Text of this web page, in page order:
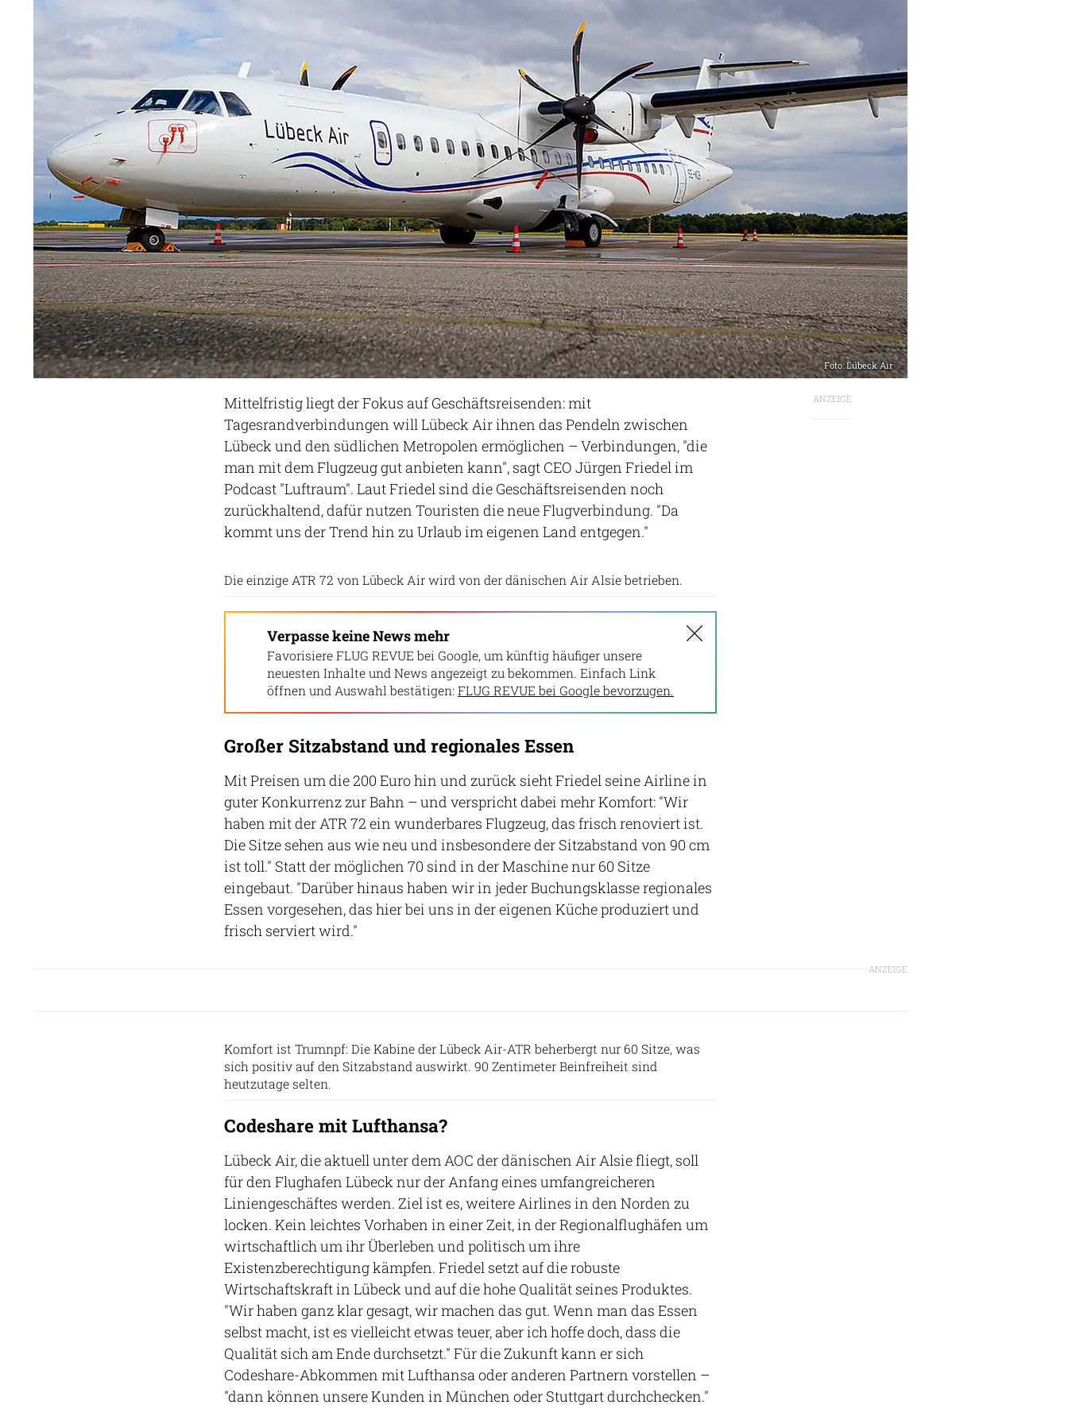
Foto: Lübeck Air
ANZEIGE
Mittelfristig liegt der Fokus auf Geschäftsreisenden: mit
Tagesrandverbindungen will Lübeck Air ihnen das Pendeln zwischen
Lübeck und den südlichen Metropolen ermöglichen – Verbindungen, "die
man mit dem Flugzeug gut anbieten kann", sagt CEO Jürgen Friedel im
Podcast "Luftraum". Laut Friedel sind die Geschäftsreisenden noch
zurückhaltend, dafür nutzen Touristen die neue Flugverbindung. "Da
kommt uns der Trend hin zu Urlaub im eigenen Land entgegen."
Die einzige ATR 72 von Lübeck Air wird von der dänischen Air Alsie betrieben.
Verpasse keine News mehr
Favorisiere FLUG REVUE bei Google, um künftig häufiger unsere
neuesten Inhalte und News angezeigt zu bekommen. Einfach Link
öffnen und Auswahl bestätigen: FLUG REVUE bei Google bevorzugen.
Großer Sitzabstand und regionales Essen
Mit Preisen um die 200 Euro hin und zurück sieht Friedel seine Airline in
guter Konkurrenz zur Bahn – und verspricht dabei mehr Komfort: "Wir
haben mit der ATR 72 ein wunderbares Flugzeug, das frisch renoviert ist.
Die Sitze sehen aus wie neu und insbesondere der Sitzabstand von 90 cm
ist toll." Statt der möglichen 70 sind in der Maschine nur 60 Sitze
eingebaut. "Darüber hinaus haben wir in jeder Buchungsklasse regionales
Essen vorgesehen, das hier bei uns in der eigenen Küche produziert und
frisch serviert wird."
ANZEIGE
Komfort ist Trumnpf: Die Kabine der Lübeck Air-ATR beherbergt nur 60 Sitze, was
sich positiv auf den Sitzabstand auswirkt. 90 Zentimeter Beinfreiheit sind
heutzutage selten.
Codeshare mit Lufthansa?
Lübeck Air, die aktuell unter dem AOC der dänischen Air Alsie fliegt, soll
für den Flughafen Lübeck nur der Anfang eines umfangreicheren
Liniengeschäftes werden. Ziel ist es, weitere Airlines in den Norden zu
locken. Kein leichtes Vorhaben in einer Zeit, in der Regionalflughäfen um
wirtschaftlich um ihr Überleben und politisch um ihre
Existenzberechtigung kämpfen. Friedel setzt auf die robuste
Wirtschaftskraft in Lübeck und auf die hohe Qualität seines Produktes.
"Wir haben ganz klar gesagt, wir machen das gut. Wenn man das Essen
selbst macht, ist es vielleicht etwas teuer, aber ich hoffe doch, dass die
Qualität sich am Ende durchsetzt." Für die Zukunft kann er sich
Codeshare-Abkommen mit Lufthansa oder anderen Partnern vorstellen –
"dann können unsere Kunden in München oder Stuttgart durchchecken."